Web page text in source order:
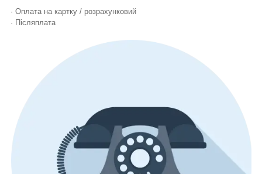
· Оплата на картку / розрахунковий
· Післяплата